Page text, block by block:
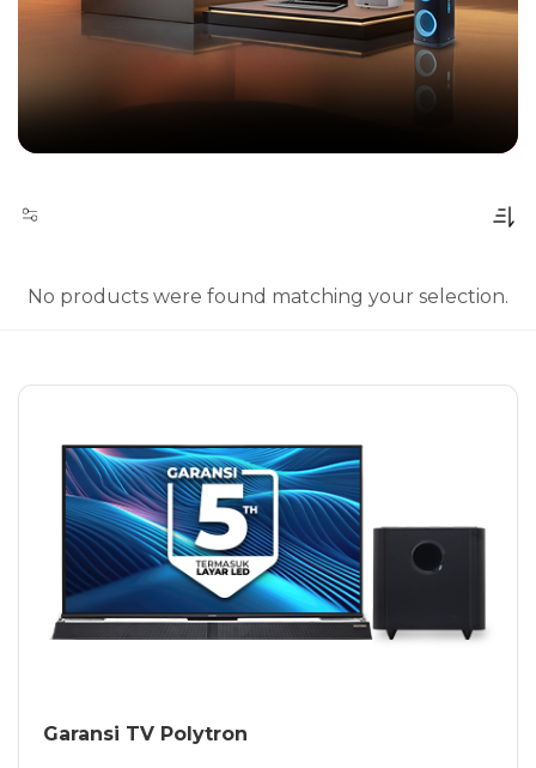
No products were found matching your selection.
Garansi TV Polytron